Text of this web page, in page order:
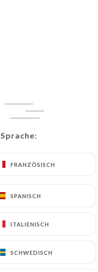
FRANZÖSISCH
SPANISCH
ITALIENISCH
SCHWEDISCH
FRANZÖSISCH
SPANISCH
ITALIENISCH
SCHWEDISCH